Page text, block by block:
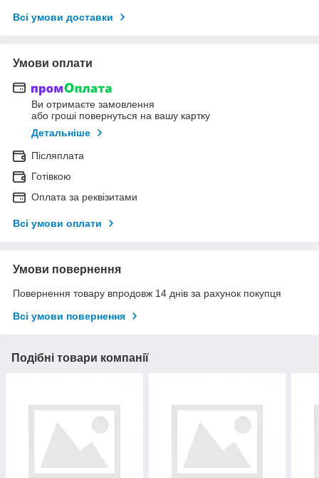
Всі умови доставки
Умови оплати
Ви отримаєте замовлення
або гроші повернуться на вашу картку
Детальніше
Післяплата
Готівкою
Оплата за реквізитами
Всі умови оплати
Умови повернення
Повернення товару впродовж 14 днів за рахунок покупця
Всі умови повернення
Подібні товари компанії